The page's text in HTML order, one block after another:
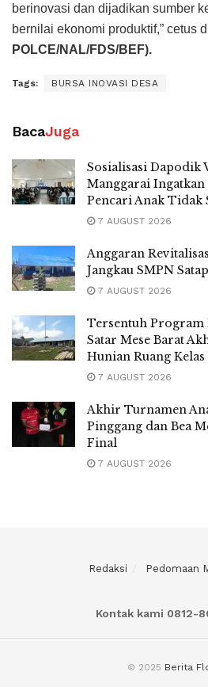
berinovasi dan dijadikan sumber
bernilai ekonomi produktif,” cetus
POLCE/NAL/FDS/BEF).
Tags: BURSA INOVASI DESA
BacaJuga
Sosialisasi Dapodik
Manggarai
Pencari Anak Tidak
7 AUGUST 2026
Anggaran
Jangkau SMPN
7 AUGUST 2026
Tersentuh Program
Satar Mese Barat
Hunian Ruang Kelas
7 AUGUST 2026
Akhir Turnamen
Pinggang dan Bea
Final
7 AUGUST 2026
Redaksi Pedomaan
Kontak kami 0812-
© 2025 Berita